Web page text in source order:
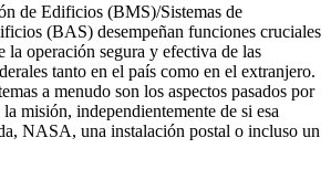
de Edificios (BMS)/Sistemas de
(BAS) desempeñan funciones cruciales
la operación segura y efectiva de las
tanto en el país como en el extranjero.
a menudo son los aspectos pasados por
misión, independientemente de si esa
NASA, una instalación postal o incluso un